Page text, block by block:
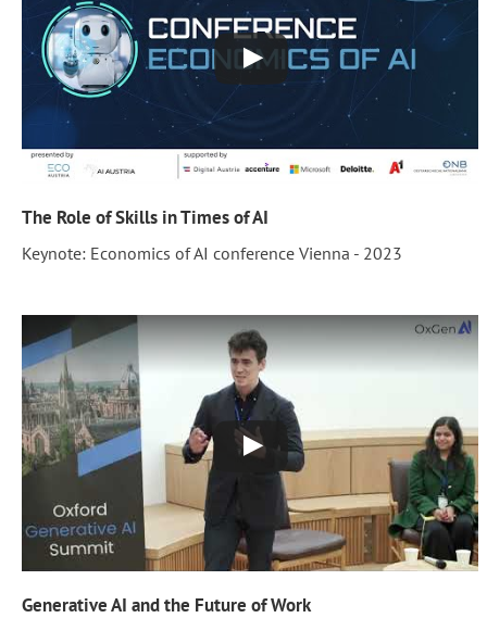
The Role of Skills in Times of AI
Keynote: Economics of AI conference Vienna - 2023
Generative AI and the Future of Work